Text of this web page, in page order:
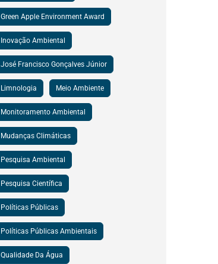
Green Apple Environment Award
Inovação Ambiental
José Francisco Gonçalves Júnior
Limnologia Meio Ambiente
Monitoramento Ambiental
Mudanças Climáticas
Pesquisa Ambiental
Pesquisa Científica
Políticas Públicas
Políticas Públicas Ambientais
Qualidade Da Água